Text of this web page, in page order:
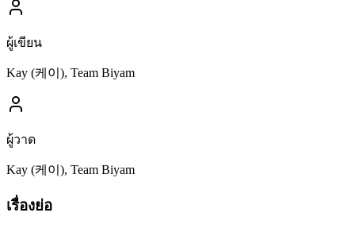
ผู้เขียน
Kay (케이), Team Biyam
ผู้วาด
Kay (케이), Team Biyam
เรื่องย่อ